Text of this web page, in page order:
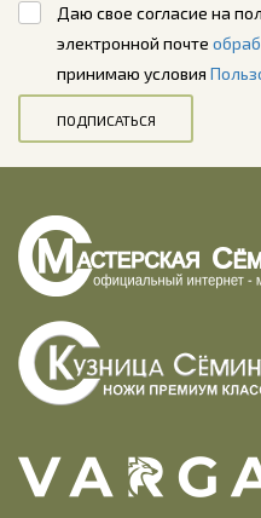
Даю свое согласие на
электронной почте
принимаю условия
ПОДПИСАТЬСЯ